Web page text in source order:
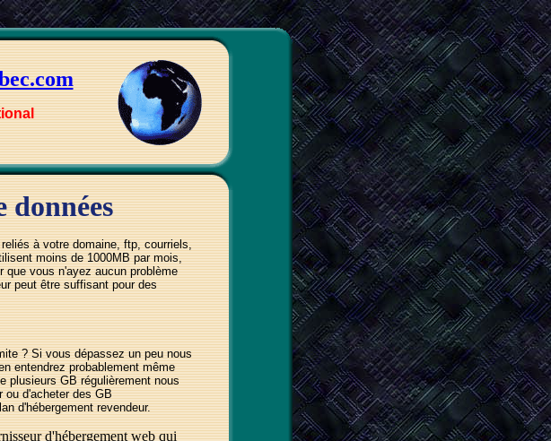
données
à votre domaine, ftp, courriels,
moins de 1000MB par mois,
que vous n'ayez aucun problème
peut être suffisant pour des
? Si vous dépassez un peu nous
entendrez probablement même
plusieurs GB régulièrement nous
ou d'acheter des GB
d'hébergement revendeur.
d'hébergement web qui